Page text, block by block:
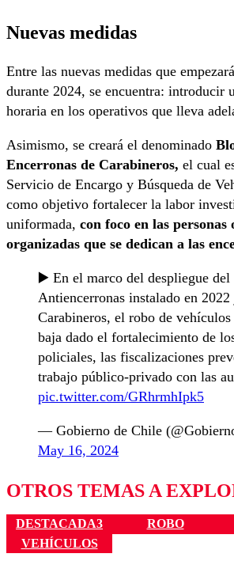
Nuevas medidas
Entre las nuevas medidas que
durante 2024, se encuentra: introducir
horaria en los operativos que lleva
Asimismo, se creará el denominado
Encerronas de Carabineros, el cual
Servicio de Encargo y Búsqueda de
como objetivo fortalecer la labor
uniformada, con foco en las personas
organizadas que se dedican a las
▶️ En el marco del despliegue del
Antiencerronas instalado en
Carabineros, el robo de
baja dado el fortalecimiento de
policiales, las fiscalizaciones
trabajo público-privado con las
pic.twitter.com/GRhrmhIpk5
— Gobierno de Chile
May 16, 2024
OTROS TEMAS A
DESTACADA3 ROBO
VEHÍCULOS